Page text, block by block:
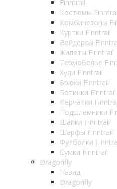
Finntrail
Костюмы
Комбинезоны
Куртки Finntrail
Вейдерсы
Жилеты Finntrail
Термобелье
Худи Finntrail
Брюки Finntrail
Ботинки Finntrail
Перчатки
Подшлемники
Шапки Finntrail
Шарфы Finntrail
Футболки
Сумки Finntrail
Dragonfly
Назад
Dragonfly